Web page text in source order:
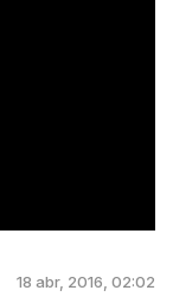
18 abr, 2016, 02:02